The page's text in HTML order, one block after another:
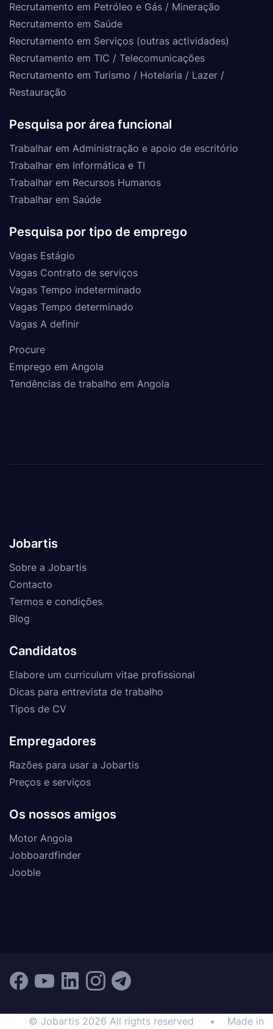
Recrutamento em Petróleo e Gás / Mineração
Recrutamento em Saúde
Recrutamento em Serviços (outras actividades)
Recrutamento em TIC / Telecomunicações
Recrutamento em Turismo / Hotelaria / Lazer /
Restauração
Pesquisa por área funcional
Trabalhar em Administração e apoio de escritório
Trabalhar em Informática e TI
Trabalhar em Recursos Humanos
Trabalhar em Saúde
Pesquisa por tipo de emprego
Vagas Estágio
Vagas Contrato de serviços
Vagas Tempo indeterminado
Vagas Tempo determinado
Vagas A definir
Procure
Emprego em Angola
Tendências de trabalho em Angola
Jobartis
Sobre a Jobartis
Contacto
Termos e condições
Blog
Candidatos
Elabore um curriculum vitae profissional
Dicas para entrevista de trabalho
Tipos de CV
Empregadores
Razões para usar a Jobartis
Preços e serviços
Os nossos amigos
Motor Angola
Jobboardfinder
Jooble
© Jobartis 2026 All rights reserved • Made in